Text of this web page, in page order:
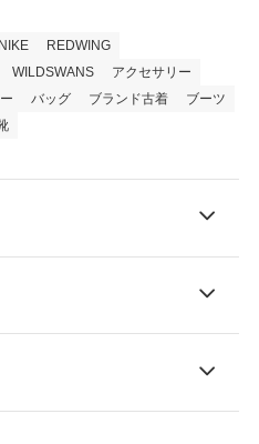
NIKE
REDWING
WILDSWANS
アクセサリー
バッグ ブランド古着
ブーツ